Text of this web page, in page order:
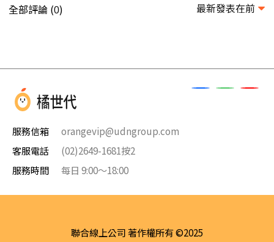
全部評論 (0) 最新發表在前
服務信箱
orangevip@udngroup.com
客服電話
(02)2649-1681按2
服務時間
每日 9:00～18:00
聯合線上公司 著作權所有 ©2025